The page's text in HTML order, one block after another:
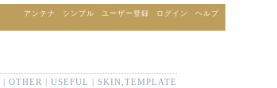
アンテナ シンプル ユーザー登録 ログイン ヘルプ
|OTHER |USEFUL |SKIN,TEMPLATE